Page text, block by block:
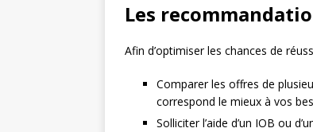
Les
Afin d’optimiser les chances de
Comparer les offres de
correspond le mieux à vos
Solliciter l’aide d’un IOB ou